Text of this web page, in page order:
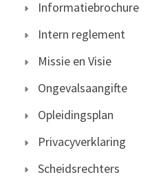
Informatiebrochure
Intern reglement
Missie en Visie
Ongevalsaangifte
Opleidingsplan
Privacyverklaring
Scheidsrechters